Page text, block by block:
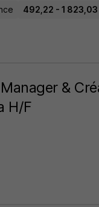
492,22 - 1 823,03
&
H/F